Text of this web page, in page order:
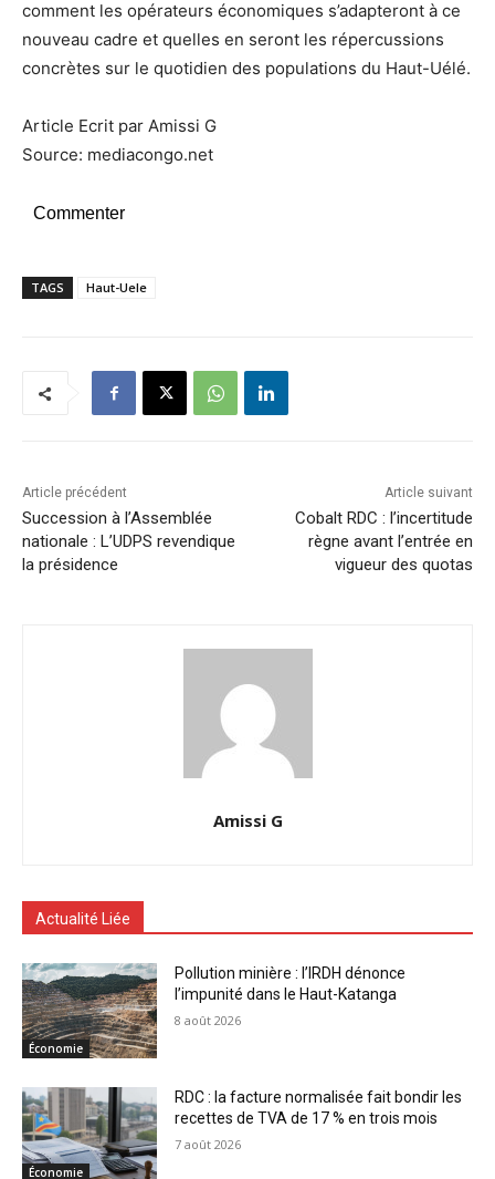
comment les opérateurs économiques s’adapteront à ce
nouveau cadre et quelles en seront les répercussions
concrètes sur le quotidien des populations du Haut-Uélé.
Article Ecrit par Amissi G
Source: mediacongo.net
Commenter
TAGS Haut-Uele
Article précédent
Succession à l’Assemblée
nationale : L’UDPS revendique
la présidence
Article suivant
Cobalt RDC : l’incertitude
règne avant l’entrée en
vigueur des quotas
Amissi G
Actualité Liée
Économie
Pollution minière : l’IRDH dénonce
l’impunité dans le Haut-Katanga
8 août 2026
Économie
RDC : la facture normalisée fait bondir les
recettes de TVA de 17 % en trois mois
7 août 2026